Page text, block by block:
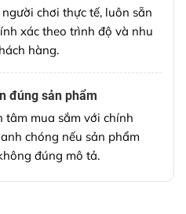
chơi thực tế, luôn sẵn
xác theo trình độ và nhu
hàng.
đúng sản phẩm
tâm mua sắm với chính
chóng nếu sản phẩm
đúng mô tả.